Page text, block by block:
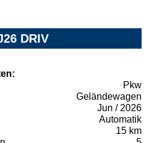
DRIV
Pkw
Geländewagen
Jun / 2026
Automatik
15 km